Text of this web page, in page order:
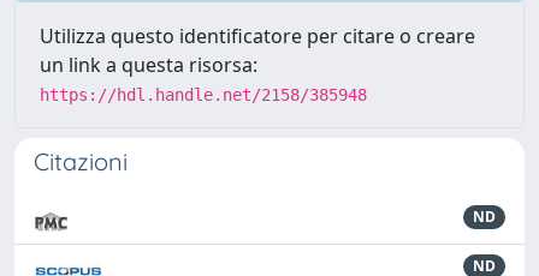
Utilizza questo identificatore per citare o creare
un link a questa risorsa:
https://hdl.handle.net/2158/385948
Citazioni
ND
ND